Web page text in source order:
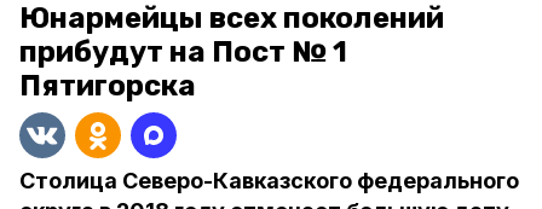
Юнармейцы всех поколений
прибудут на Пост № 1
Пятигорска
Столица Северо-Кавказского федерального